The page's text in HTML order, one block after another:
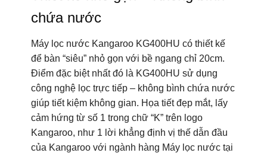
chứa nước
Máy lọc nước Kangaroo KG400HU có thiết kế
để bàn “siêu” nhỏ gọn với bề ngang chỉ 20cm.
Điểm đặc biệt nhất đó là KG400HU sử dụng
công nghệ lọc trực tiếp – không bình chứa nước
giúp tiết kiệm không gian. Họa tiết đẹp mắt, lấy
cảm hứng từ số 1 trong chữ “K” trên logo
Kangaroo, như 1 lời khẳng định vị thế dẫn đầu
của Kangaroo với ngành hàng Máy lọc nước tại